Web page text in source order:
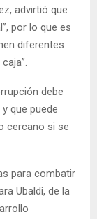
advirtió que
por lo que es
diferentes
debe
que puede
cercano si se
para combatir
Ubaldi, de la